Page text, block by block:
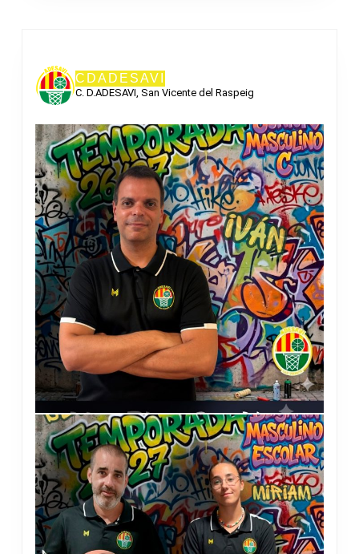
CDADESAVI
C. D.ADESAVI, San Vicente del Raspeig